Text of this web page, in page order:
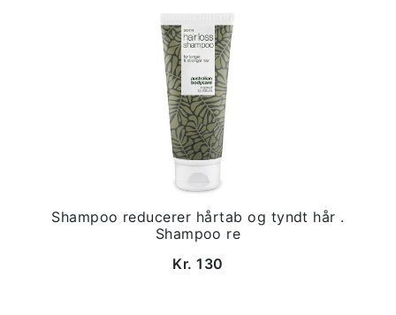
Shampoo reducerer hårtab og tyndt hår .
Shampoo re
Kr. 130